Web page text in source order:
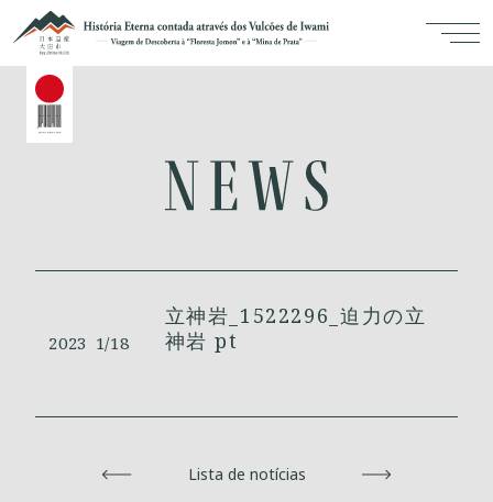
2023 1/18
立神岩_1522296_迫力の立
神岩 pt
Lista de notícias